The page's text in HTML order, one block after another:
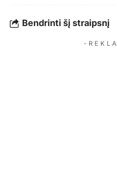
Bendrinti šį straipsnį
- R E K L